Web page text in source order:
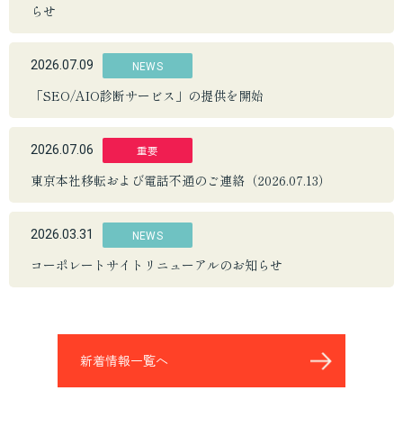
らせ
2026.07.09 NEWS
「SEO/AIO診断サービス」の提供を開始
2026.07.06 重要
東京本社移転および電話不通のご連絡（2026.07.13）
2026.03.31 NEWS
コーポレートサイトリニューアルのお知らせ
新着情報一覧へ